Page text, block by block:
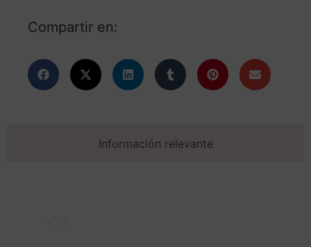
Compartir en:
Información relevante